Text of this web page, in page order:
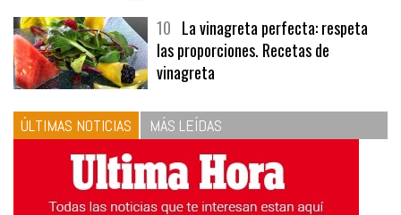
10 La vinagreta perfecta: respeta
las proporciones. Recetas de
vinagreta
ÚLTIMAS NOTICIAS MÁS LEÍDAS